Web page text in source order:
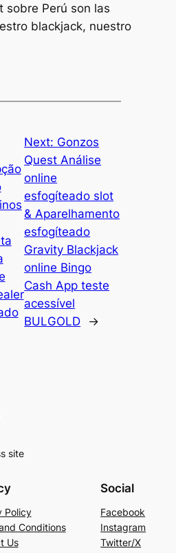
sobre Perú son las
blackjack, nuestro
Next: Gonzos
Quest Análise
online
esfogíteado slot
& Aparelhamento
esfogíteado
Gravity Blackjack
online Bingo
Cash App teste
acessível
BULGOLD
→
site
Policy
Conditions
Us
Social
Facebook
Instagram
Twitter/X